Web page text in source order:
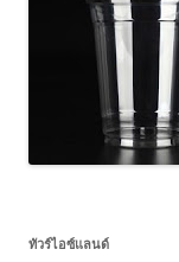
ทัวร์ไอซ์แลนด์